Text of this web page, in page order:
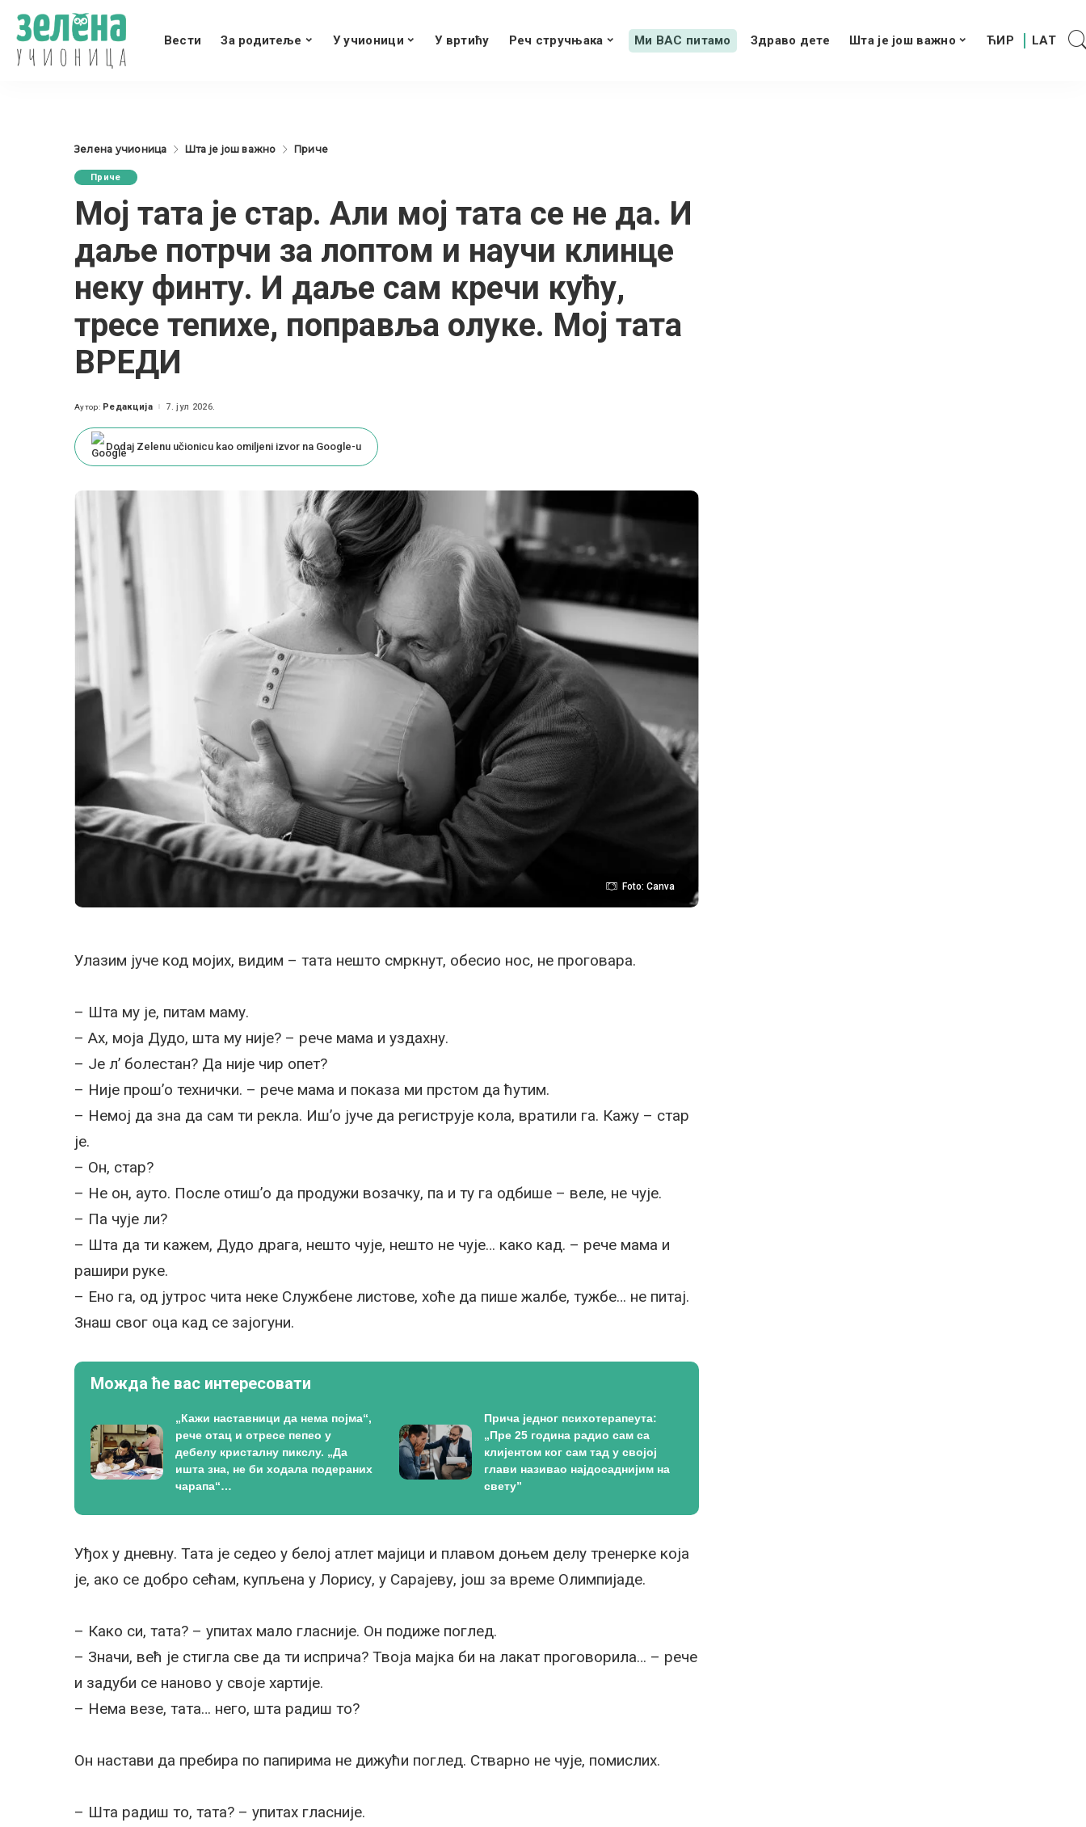
Вести За родитеље У учионици У вртићу Реч стручњака Ми ВАС питамо Здраво дете Шта је још важно
Зелена учионица Шта је још важно Приче
Приче
Мој тата је стар. Али мој тата се не да. И
даље потрчи за лоптом и научи клинце
неку финту. И даље сам кречи кућу,
тресе тепихе, поправља олуке. Мој тата
ВРЕДИ
Posted
Аутор: Редакција 7. јул 2026.
Dodaj Zelenu učionicu kao omiljeni izvor na Google-u
Foto: Canva
Улазим јуче код мојих, видим – тата нешто смркнут, обесио нос, не проговара.
– Шта му је, питам маму.
– Ах, моја Дудо, шта му није? – рече мама и уздахну.
– Је л’ болестан? Да није чир опет?
– Није прош’о технички. – рече мама и показа ми прстом да ћутим.
– Немој да зна да сам ти рекла. Иш’о јуче да региструје кола, вратили га. Кажу – стар
је.
– Он, стар?
– Не он, ауто. После отиш’о да продужи возачку, па и ту га одбише – веле, не чује.
– Па чује ли?
– Шта да ти кажем, Дудо драга, нешто чује, нешто не чује… како кад. – рече мама и
рашири руке.
– Ено га, од јутрос чита неке Службене листове, хоће да пише жалбе, тужбе… не питај.
Знаш свог оца кад се зајогуни.
Можда ће вас интересовати
„Кажи наставници да нема појма“,
рече отац и отресе пепео у
дебелу кристалну пикслу. „Да
ишта зна, не би ходала подераних
чарапа“…
Прича једног психотерапеута:
„Пре 25 година радио сам са
клијентом ког сам тад у својој
глави називао најдосаднијим на
свету”
Уђох у дневну. Тата је седео у белој атлет мајици и плавом доњем делу тренерке која
је, ако се добро сећам, купљена у Лорису, у Сарајеву, још за време Олимпијаде.
– Како си, тата? – упитах мало гласније. Он подиже поглед.
– Значи, већ је стигла све да ти исприча? Твоја мајка би на лакат проговорила… – рече
и задуби се наново у своје хартије.
– Нема везе, тата… него, шта радиш то?
Он настави да пребира по папирима не дижући поглед. Стварно не чује, помислих.
– Шта радиш то, тата? – упитах гласније.